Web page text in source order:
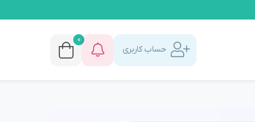
حساب کاربری
0